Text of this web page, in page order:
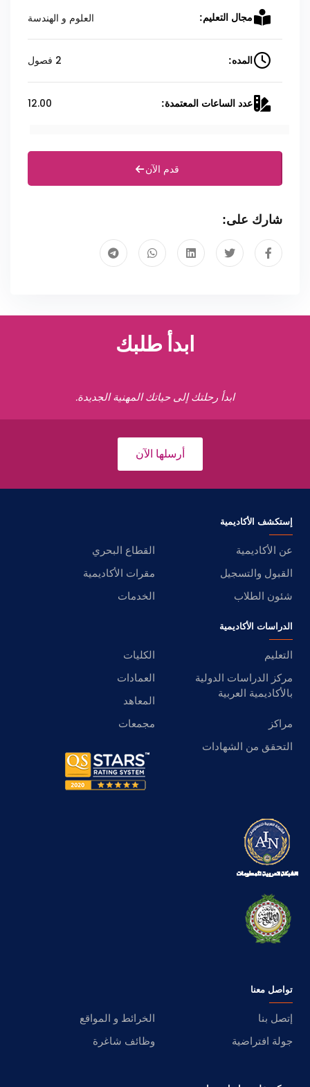
مجال التعليم: العلوم و الهندسة
المده: 2 فصول
عدد الساعات المعتمدة: 12.00
قدم الآن
شارك على:
ابدأ طلبك
ابدأ رحلتك إلى حياتك المهنية الجديدة.
أرسلها الآن
إستكشف الأكاديمية
عن الأكاديمية
القطاع البحري
القبول والتسجيل
مقرات الأكاديمية
شئون الطلاب
الخدمات
الدراسات الأكاديمية
التعليم
الكليات
مركز الدراسات الدولية
بالأكاديمية العربية
العمادات
المعاهد
مراكز
مجمعات
التحقق من الشهادات
تواصل معنا
إتصل بنا
الخرائط و المواقع
جولة افتراضية
وظائف شاغرة